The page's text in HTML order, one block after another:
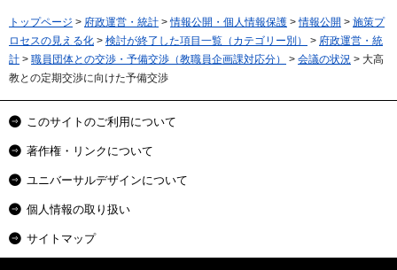
トップページ > 府政運営・統計 >情報公開・個人情報保護 >情報公開 > 施策プ
ロセスの見える化 > 検討が終了した項目一覧（カテゴリー別） > 府政運営・統
計 > 職員団体との交渉・予備交渉（教職員企画課対応分） > 会議の状況 > 大高
教との定期交渉に向けた予備交渉
このサイトのご利用について
著作権・リンクについて
ユニバーサルデザインについて
個人情報の取り扱い
サイトマップ